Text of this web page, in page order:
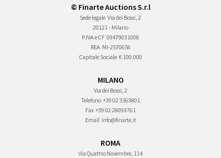
© Finarte Auctions S.r.l
Sede legale Via dei Bossi, 2
20121 - Milano
P.IVA e CF 09479031008
REA MI-2570656
Capitale Sociale € 100.000
MILANO
Via dei Bossi, 2
Telefono +39 02 3363801
Fax +39 02 28093761
Email info@finarte.it
ROMA
Via Quattro Novembre, 114